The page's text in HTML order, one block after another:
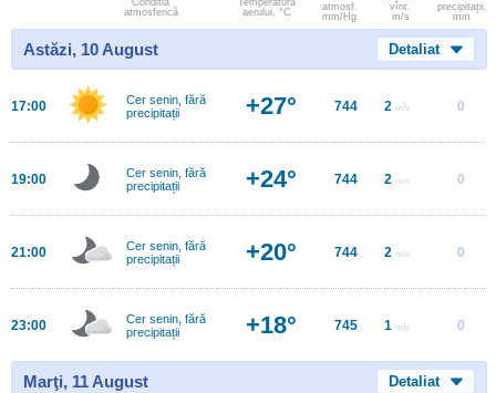
atmosferică
aerului, °C
atmosf.
mm/Hg
vînt.
m/s
precipitații,
mm
Astăzi, 10 August Detaliat
17:00
Cer senin, fără
precipitații
+27° 744 2 m/s 0
19:00
Cer senin, fără
precipitații
+24° 744 2 m/s 0
21:00
Cer senin, fără
precipitații
+20° 744 2 m/s 0
23:00
Cer senin, fără
precipitații
+18° 745 1 m/s 0
Marţi, 11 August Detaliat